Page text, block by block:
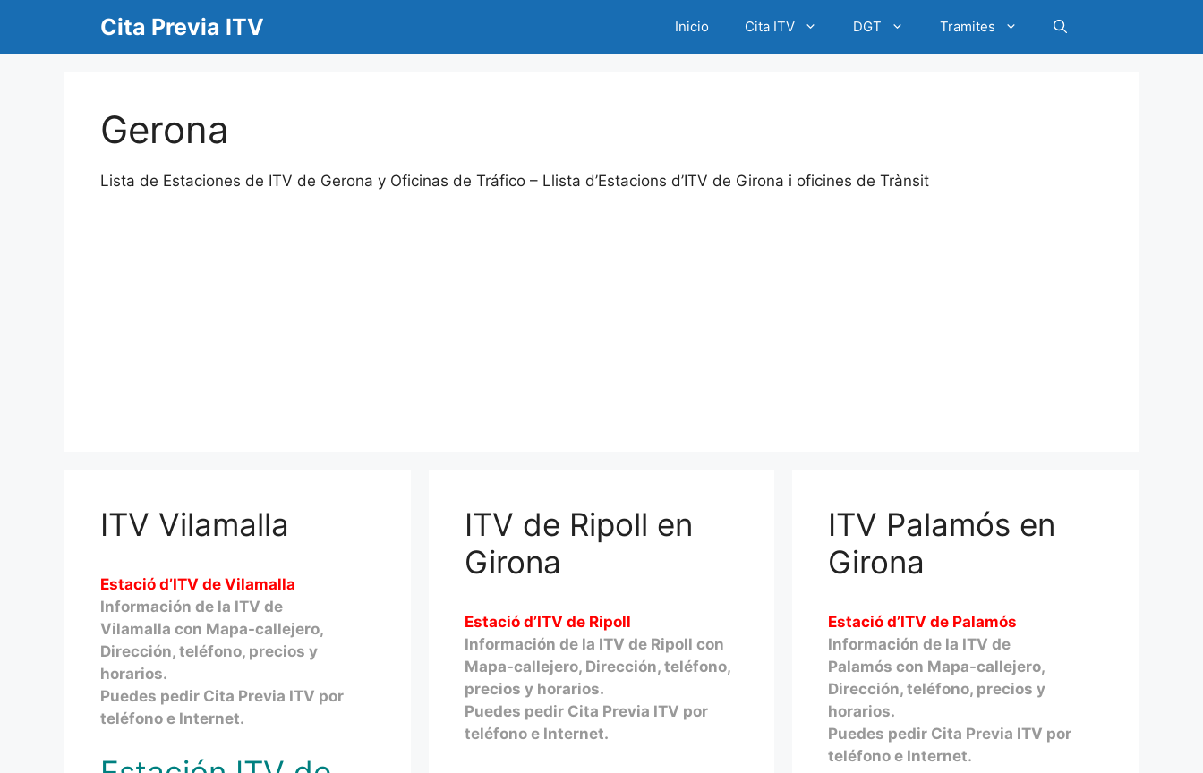
contenido
Cita Previa ITV Inicio Cita ITV DGT Tramites
Gerona
Lista de Estaciones de ITV de Gerona y Oficinas de Tráfico – Llista d’Estacions d’ITV de Girona i oficines de Trànsit
ITV Vilamalla
Estació d’ITV de Vilamalla
Información de la ITV de
Vilamalla con Mapa-callejero,
Dirección, teléfono, precios y
horarios.
Puedes pedir Cita Previa ITV por
teléfono e Internet.
ITV de Ripoll en
Girona
Estació d’ITV de Ripoll
Información de la ITV de Ripoll con
Mapa-callejero, Dirección, teléfono,
precios y horarios.
Puedes pedir Cita Previa ITV por
teléfono e Internet.
ITV Palamós en
Girona
Estació d’ITV de Palamós
Información de la ITV de
Palamós con Mapa-callejero,
Dirección, teléfono, precios y
horarios.
Puedes pedir Cita Previa ITV por
teléfono e Internet.